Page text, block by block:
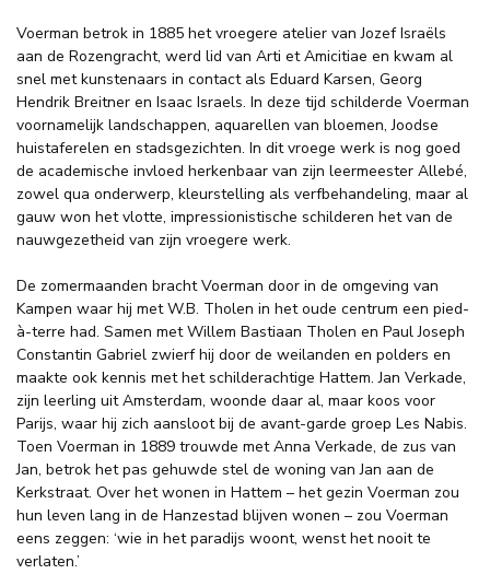
Voerman betrok in 1885 het vroegere atelier van Jozef Israëls
aan de Rozengracht, werd lid van Arti et Amicitiae en kwam al
snel met kunstenaars in contact als Eduard Karsen, Georg
Hendrik Breitner en Isaac Israels. In deze tijd schilderde Voerman
voornamelijk landschappen, aquarellen van bloemen, Joodse
huistaferelen en stadsgezichten. In dit vroege werk is nog goed
de academische invloed herkenbaar van zijn leermeester Allebé,
zowel qua onderwerp, kleurstelling als verfbehandeling, maar al
gauw won het vlotte, impressionistische schilderen het van de
nauwgezetheid van zijn vroegere werk.
De zomermaanden bracht Voerman door in de omgeving van
Kampen waar hij met W.B. Tholen in het oude centrum een pied-
à-terre had. Samen met Willem Bastiaan Tholen en Paul Joseph
Constantin Gabriel zwierf hij door de weilanden en polders en
maakte ook kennis met het schilderachtige Hattem. Jan Verkade,
zijn leerling uit Amsterdam, woonde daar al, maar koos voor
Parijs, waar hij zich aansloot bij de avant-garde groep Les Nabis.
Toen Voerman in 1889 trouwde met Anna Verkade, de zus van
Jan, betrok het pas gehuwde stel de woning van Jan aan de
Kerkstraat. Over het wonen in Hattem – het gezin Voerman zou
hun leven lang in de Hanzestad blijven wonen – zou Voerman
eens zeggen: ‘wie in het paradijs woont, wenst het nooit te
verlaten.’